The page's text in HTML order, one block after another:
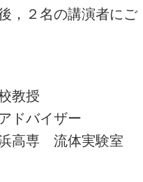
，２名の講演者にご
教授
ドバイザー
高専 流体実験室